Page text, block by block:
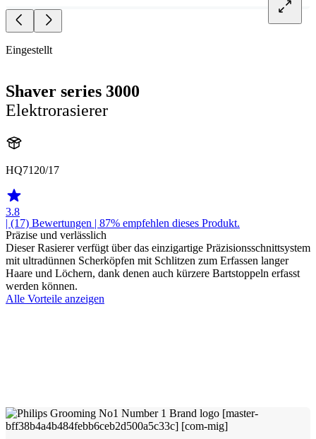
Eingestellt
Shaver series 3000
Elektrorasierer
HQ7120/17
3.8
| (17) Bewertungen | 87% empfehlen dieses Produkt.
Präzise und verlässlich
Dieser Rasierer verfügt über das einzigartige Präzisionsschnittsystem
mit ultradünnen Scherköpfen mit Schlitzen zum Erfassen langer
Haare und Löchern, dank denen auch kürzere Bartstoppeln erfasst
werden können.
Alle Vorteile anzeigen